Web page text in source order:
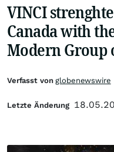
VINCI
Canada with
Modern Group
Verfasst vonglobenewswire
Letzte Änderung